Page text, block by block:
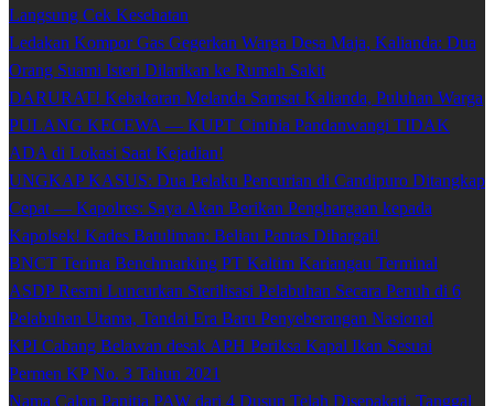
Langsung Cek Kesehatan
Ledakan Kompor Gas Gegerkan Warga Desa Maja, Kalianda: Dua
Orang Suami Isteri Dilarikan ke Rumah Sakit
DARURAT! Kebakaran Melanda Samsat Kalianda, Puluhan Warga
PULANG KECEWA — KUPT Cinthia Pandanwangi TIDAK
ADA di Lokasi Saat Kejadian!
UNGKAP KASUS: Dua Pelaku Pencurian di Candipuro Ditangkap
Cepat — Kapolres: Saya Akan Berikan Penghargaan kepada
Kapolsek! Kades Batuliman: Beliau Pantas Dihargai!
BNCT Terima Benchmarking PT Kaltim Kariangau Terminal
ASDP Resmi Luncurkan Sterilisasi Pelabuhan Secara Penuh di 6
Pelabuhan Utama, Tandai Era Baru Penyeberangan Nasional
KPI Cabang Belawan desak APH Periksa Kapal Ikan Sesuai
Permen KP No. 3 Tahun 2021
Nama Calon Panitia PAW dari 4 Dusun Telah Disepakati, Tanggal